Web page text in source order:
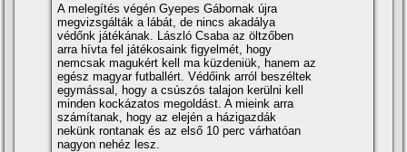
A melegí­tés végén Gyepes Gábornak újra
megvizsgálták a lábát, de nincs akadálya
védőnk játékának. László Csaba az öltzőben
arra hí­vta fel játékosaink figyelmét, hogy
nemcsak magukért kell ma küzdeniük, hanem az
egész magyar futballért. Védőink arról beszéltek
egymással, hogy a csúszós talajon kerülni kell
minden kockázatos megoldást. A mieink arra
számí­tanak, hogy az elején a házigazdák
nekünk rontanak és az első 10 perc várhatóan
nagyon nehéz lesz.